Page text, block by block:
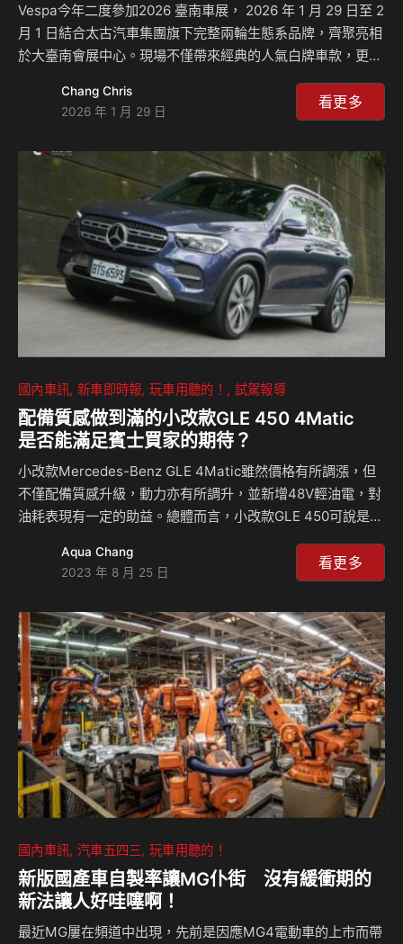
Vespa今年二度參加2026 臺南車展， 2026 年 1 月 29 日至 2
月 1 日結合太古汽車集團旗下完整兩輪生態系品牌，齊聚亮相
於大臺南會展中心。現場不僅帶來經典的人氣白牌車款，更有
紛的產品陣容，更有車展限定的現場購車優惠，邀請車迷以嶄
新風格迎接馬年春節，感受 Vespa 獨有的義式魅力。 六款人
的完整車款家族魅力，包括：人氣入門小車 LX 125 火山黑、
經典與時尚兼具的 Primavera S 150 薄荷綠、廣受台灣
Vespa車迷喜愛的人氣車款 Sprin…
Chang Chris
2026 年 1 月 29 日
看更多
國內車訊 新車即時報 玩車用聽的！ 試駕報導
配備質感做到滿的小改款GLE 450 4Matic
是否能滿足賓士買家的期待？
小改款Mercedes-Benz GLE 4Matic雖然價格有所調漲，但
不僅配備質感升級，動力亦有所調升，並新增48V輕油電，對
油耗表現有一定的助益。總體而言，小改款GLE 450可說是一
不過面對一樣是小改的BMW X5、中度改款的Porsche
Cayenne，買家們又該怎麼選？來聽麥可和島叔輕鬆精闢的
Aqua Chang
2023 年 8 月 25 日
看更多
國內車訊 汽車五四三 玩車用聽的！
新版國產車自製率讓MG仆街 沒有緩衝期的
新法讓人好哇噻啊！
最近MG屢在頻道中出現，先前是因應MG4電動車的上市而帶